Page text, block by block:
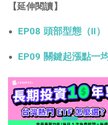
【延伸閱讀】
EP08 頭部型態（II）
EP09 關鍵起漲點一